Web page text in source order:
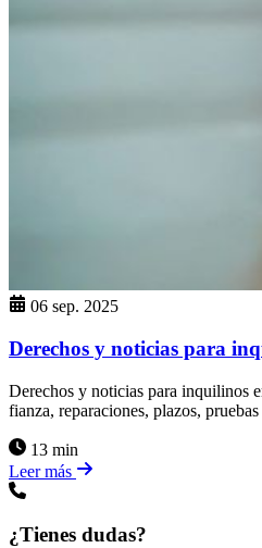
06 sep. 2025
Derechos y noticias para
Derechos y noticias para inquilinos
fianza, reparaciones, plazos,
13 min
Leer más
¿Tienes dudas?